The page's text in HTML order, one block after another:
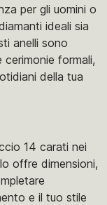
per gli uomini o
ideali sia
anelli sono
formali,
della tua
14 carati nei
offre dimensioni,
e il tuo stile